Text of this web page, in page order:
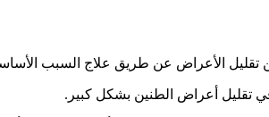
من تقليل الأعراض عن طريق علاج السبب
تقليل أعراض الطنين بشكل كبير.